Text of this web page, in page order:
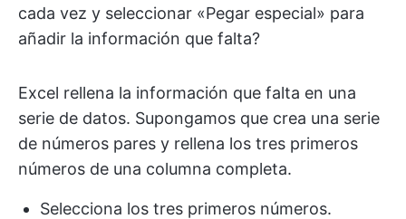
cada vez y seleccionar «Pegar especial» para
añadir la información que falta?
Excel rellena la información que falta en una
serie de datos. Supongamos que crea una serie
de números pares y rellena los tres primeros
números de una columna completa.
Selecciona los tres primeros números.